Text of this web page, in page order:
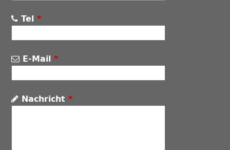
Tel*
E-Mail*
Nachricht*